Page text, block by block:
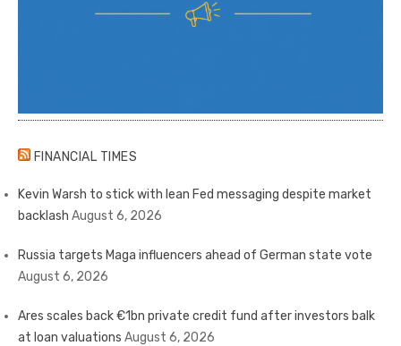
FINANCIAL TIMES
Kevin Warsh to stick with lean Fed messaging despite market
backlash August 6, 2026
Russia targets Maga influencers ahead of German state vote
August 6, 2026
Ares scales back €1bn private credit fund after investors balk
at loan valuations August 6, 2026